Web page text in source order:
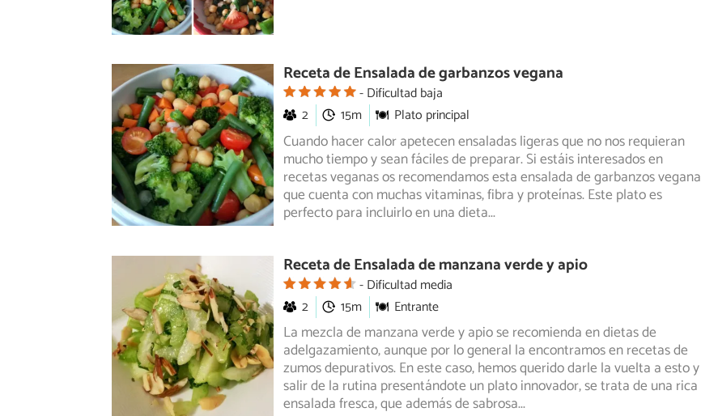
Receta de Ensalada de garbanzos vegana
Dificultad baja
2
15m Plato principal
Cuando hacer calor apetecen ensaladas ligeras que no nos requieran
mucho tiempo y sean fáciles de preparar. Si estáis interesados en
recetasveganas os recomendamos esta ensalada de garbanzos vegana
que cuenta con muchas vitaminas, fibra y proteínas. Este plato es
perfecto para incluirlo en una dieta...
Receta de Ensalada de manzana verde y apio
Dificultad media
2
15m Entrante
La mezcla de manzana verde y apio se recomienda en dietas de
adelgazamiento, aunque por lo general la encontramos en recetas de
zumos depurativos. Eneste caso, hemos querido darle la vuelta a esto y
salir de la rutina presentándote un plato innovador, se trata de una rica
ensalada fresca, que además de sabrosa...